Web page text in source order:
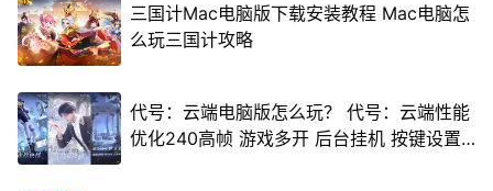
三国计Mac电脑版下载安装教程 Mac电脑怎
么玩三国计攻略
代号：云端电脑版怎么玩？ 代号：云端性能
优化240高帧 游戏多开 后台挂机 按键设置